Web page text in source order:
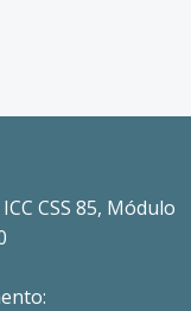
CSS 85, Módulo